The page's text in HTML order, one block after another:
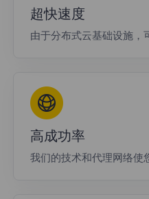
超快速度
由于分布式云基础设施，
高成功率
我们的技术和代理网络使